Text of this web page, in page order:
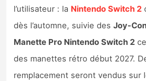
Guides
l’utilisateur : la Nintendo Switch 2
dès l’automne, suivie desJoy-
Manette Pro Nintendo Switch 2
des manettes rétro début 2027.
remplacement seront vendus sur